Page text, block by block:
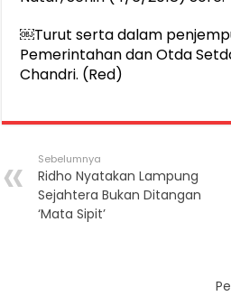
￼Turut serta dalam
Pemerintahan dan Otda
Chandri. (Red)
Sebelumnya
Ridho Nyatakan Lampung
Sejahtera Bukan Ditangan
‘Mata Sipit’